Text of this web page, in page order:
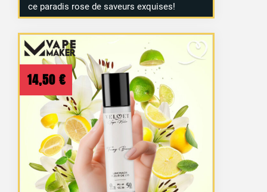
ce paradis rose de saveurs exquises!
14,50 €